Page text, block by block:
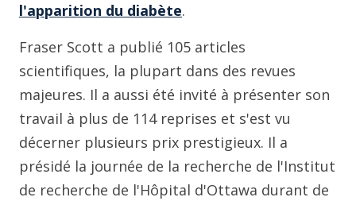
l'apparition du diabète.
Fraser Scott a publié 105 articles
scientifiques, la plupart dans des revues
majeures. Il a aussi été invité à présenter son
travail à plus de 114 reprises et s'est vu
décerner plusieurs prix prestigieux. Il a
présidé la journée de la recherche de l'Institut
de recherche de l'Hôpital d'Ottawa durant de